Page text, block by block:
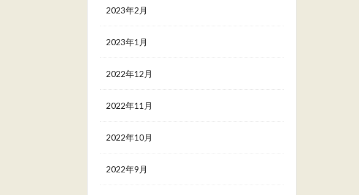
2023年2月
2023年1月
2022年12月
2022年11月
2022年10月
2022年9月